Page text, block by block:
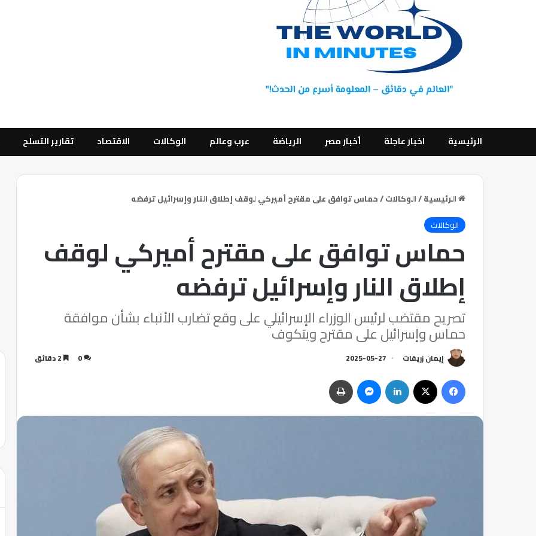
الرئيسية اخبار عاجلة أخبار مصر الرياضة عرب وعالم الوكالات الاقتصاد تقارير التسلح
الرئيسية/الوكالات/حماس توافق على مقترح أميركي لوقف إطلاق النار وإسرائيل ترفضه
الوكالات
حماس توافق على مقترح أميركي لوقف
إطلاق النار وإسرائيل ترفضه
تصريح مقتضب لرئيس الوزراء الإسرائيلي على وقع تضارب الأنباء بشأن موافقة
حماس وإسرائيل على مقترح ويتكوف
إيمان زريقات 2025-05-27
0